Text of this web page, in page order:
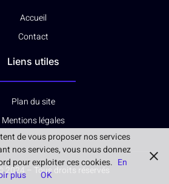
Accueil
Contact
Liens utiles
Plan du site
Mentions légales
2024 – Tous droits réservés
de vous proposer nos services
nos services, vous nous donnez
pour exploiter ces cookies. En
plus
OK